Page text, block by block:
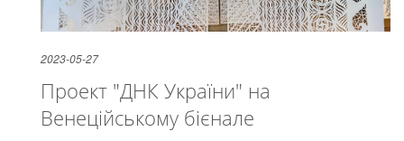
2023-05-27
Проект "ДНК України" на
Венеційському бієнале